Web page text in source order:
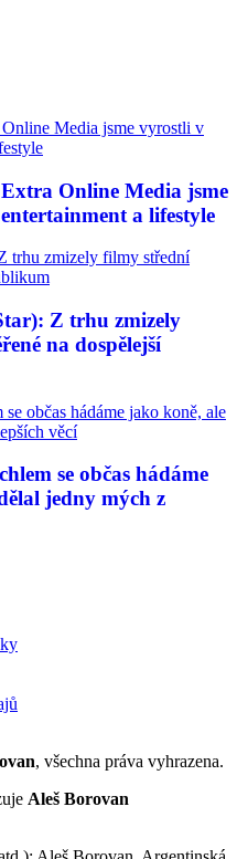
Online Media jsme
a lifestyle
Z trhu zmizely
na dospělejší
se občas hádáme
jedny mých z
, všechna práva vyhrazena.
Aleš Borovan